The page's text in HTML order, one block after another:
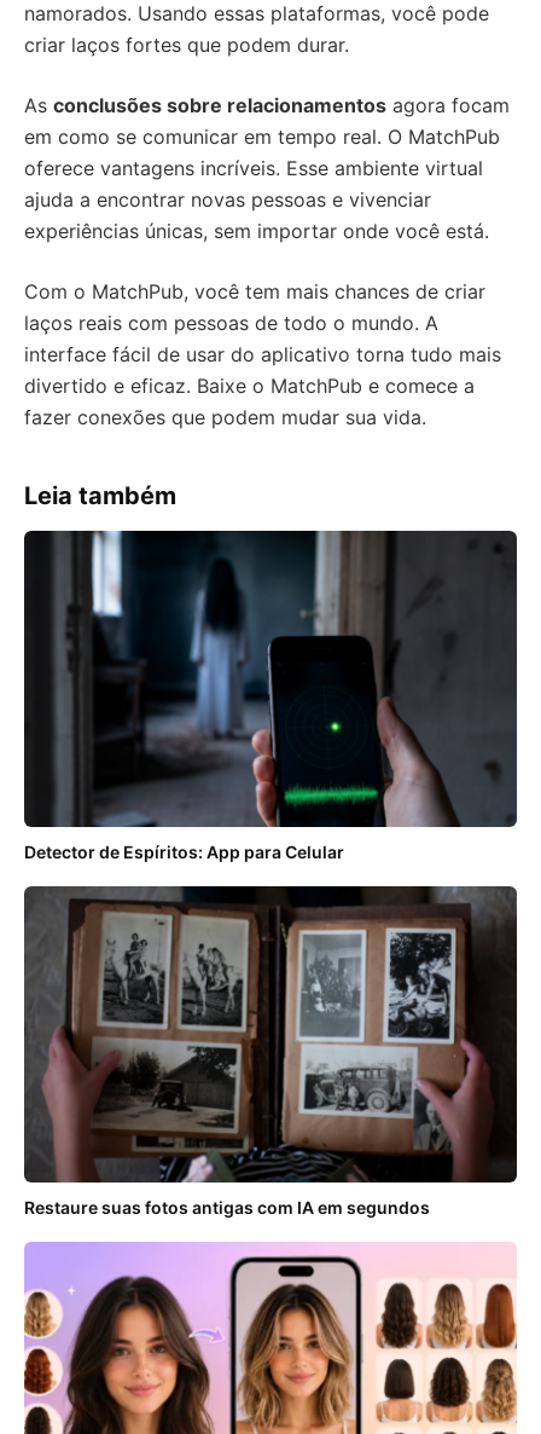
namorados. Usando essas plataformas, você pode
criar laços fortes que podem durar.
As conclusões sobre relacionamentos agora focam
em como se comunicar em tempo real. O MatchPub
oferece vantagens incríveis. Esse ambiente virtual
ajuda a encontrar novas pessoas e vivenciar
experiências únicas, sem importar onde você está.
Com o MatchPub, você tem mais chances de criar
laços reais com pessoas de todo o mundo. A
interface fácil de usar do aplicativo torna tudo mais
divertido e eficaz. Baixe o MatchPub e comece a
fazer conexões que podem mudar sua vida.
Leia também
Detector de Espíritos: App para Celular
Restaure suas fotos antigas com IA em segundos